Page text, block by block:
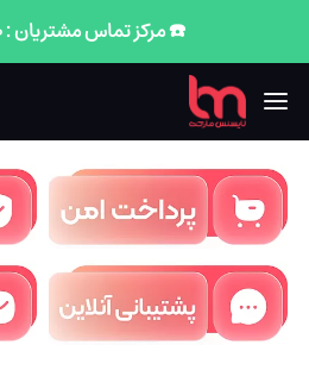
☎️ مرکز تماس مشتریان : 91094400-021